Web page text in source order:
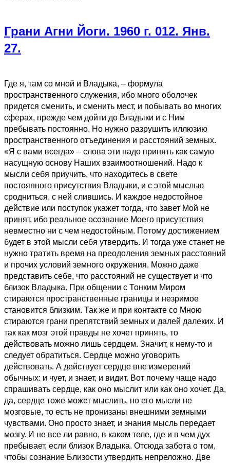
Грани Агни Йоги. 1960 г. 012. Янв.
27.
Где я, там со мной и Владыка, – формула
пространственного служения, ибо много оболочек
придется сменить, и сменить мест, и побывать во многих
сферах, прежде чем дойти до Владыки и с Ним
пребывать постоянно. Но нужно разрушить иллюзию
пространственного отъединения и расстояний земных.
«Я с вами всегда» – слова эти надо принять как самую
насущную основу Наших взаимоотношений. Надо к
мысли себя приучить, что находитесь в свете
постоянного присутствия Владыки, и с этой мыслью
сродниться, с ней слившись. И каждое недостойное
действие или поступок укажет тогда, что завет Мой не
принят, ибо реальное осознание Моего присутствия
невместно ни с чем недостойным. Потому достижением
будет в этой мысли себя утвердить. И тогда уже станет не
нужно тратить время на преодоления земных расстояний
и прочих условий земного окружения. Можно даже
представить себе, что расстояний не существует и что
близок Владыка. При общении с Тонким Миром
стираются пространственные границы и незримое
становится близким. Так же и при контакте со Мною
стираются грани препятствий земных и далей далеких. И
так как мозг этой правды не хочет принять, то
действовать можно лишь сердцем. Значит, к нему-то и
следует обратиться. Сердце можно уговорить
действовать. А действует сердце вне измерений
обычных: и чует, и знает, и видит. Вот почему чаще надо
спрашивать сердце, как оно мыслит или как оно хочет. Да,
да, сердце тоже может мыслить, но его мысли не
мозговые, то есть не пронизаны внешними земными
чувствами. Оно просто знает, и знания мысль передает
мозгу. И не все ли равно, в каком теле, где и в чем дух
пребывает, если близок Владыка. Отсюда забота о том,
чтобы сознание Близости утвердить непреложно. Две